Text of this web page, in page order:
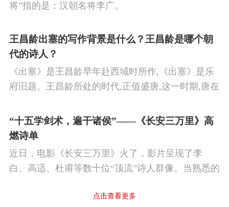
将”指的是：汉朝名将李广。
王昌龄出塞的写作背景是什么？王昌龄是哪个朝
代的诗人？
《出塞》是王昌龄早年赴西域时所作,《出塞》是乐
府旧题。王昌龄所处的时代,正值盛唐,这一时期,唐在
的作品中,多能体现一种慷慨激昂的向上精神,和克敌
制胜的强烈自信。 同时,频繁的边塞战争,也使人民不
平愿望。
“十五学剑术，遍干诸侯”——《长安三万里》高
燃诗单
近日，电影《长安三万里》火了，影片呈现了李
白、高适、杜甫等数十位“顶流”诗人群像。当熟悉的
涉及48首诗词，你会背几首？快来（预）习。
点击查看更多